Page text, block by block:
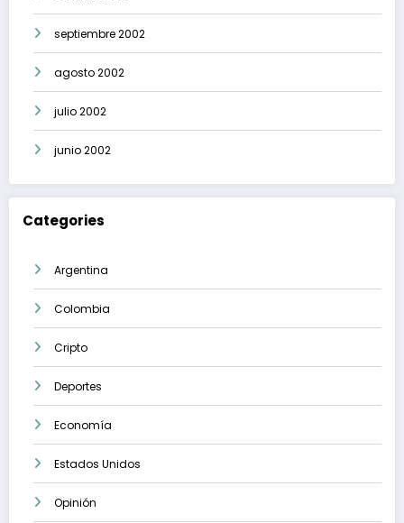
septiembre 2002
agosto 2002
julio 2002
junio 2002
Categories
Argentina
Colombia
Cripto
Deportes
Economía
Estados Unidos
Opinión